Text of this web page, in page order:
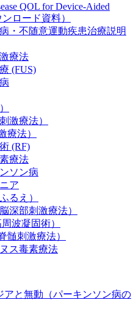
QOL for Device-Aided
ロード資料）
・不随意運動疾患治療説明
療法
(FUS)
激療法）
療法）
(RF)
療法
ソン病
ア
るえ）
深部刺激療法）
波凝固術）
髄刺激療法）
ス毒素療法
アと無動（パーキンソン病の